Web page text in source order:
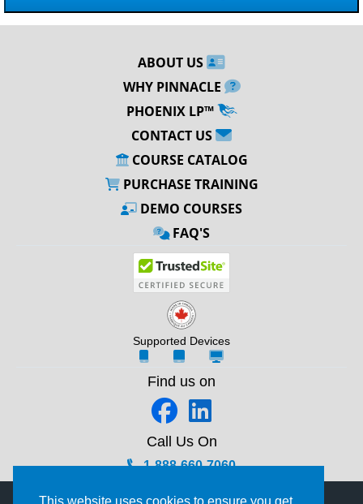
ABOUT US
WHY PINNACLE
PHOENIX LP™
CONTACT US
COURSE CATALOG
PURCHASE TRAINING
DEMO COURSES
FAQ'S
Supported Devices
Find us on
Call Us On
1-888-660-7060